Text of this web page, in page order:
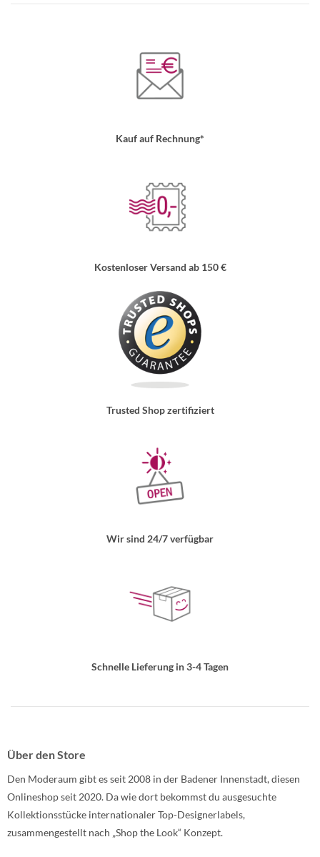
Kauf auf Rechnung*
Kostenloser Versand ab 150 €
Trusted Shop zertifiziert
Wir sind 24/7 verfügbar
Schnelle Lieferung in 3-4 Tagen
Über den Store
Den Moderaum gibt es seit 2008 in der Badener Innenstadt, diesen
Onlineshop seit 2020. Da wie dort bekommst du ausgesuchte
Kollektionsstücke internationaler Top-Designerlabels,
zusammengestellt nach „Shop the Look“ Konzept.